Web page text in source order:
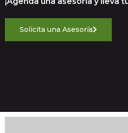
Solicita una Asesoría